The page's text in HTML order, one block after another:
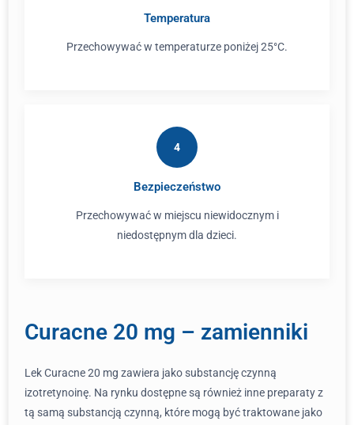
Temperatura
Przechowywać w temperaturze poniżej 25°C.
4
Bezpieczeństwo
Przechowywać w miejscu niewidocznym i
niedostępnym dla dzieci.
Curacne 20 mg – zamienniki
Lek Curacne 20 mg zawiera jako substancję czynną
izotretynoinę. Na rynku dostępne są również inne preparaty z
tą samą substancją czynną, które mogą być traktowane jako